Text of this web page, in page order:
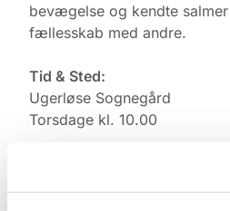
bevægelse og kendte
fællesskab med andre.
Tid & Sted:
Ugerløse Sognegård
Torsdage kl. 10.00